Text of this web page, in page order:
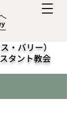
・バリー）
タント教会